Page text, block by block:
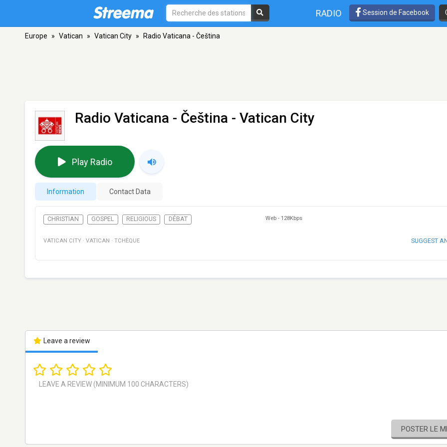
RADIO Session de Facebook
Europe » Vatican » Vatican City » Radio Vaticana - Čeština
Radio Vaticana - Čeština - Vatican City
Play Radio
Information Contact Data
CHRISTIAN GOSPEL RELIGIOUS DÉBAT Web - 128Kbps
VATICAN CITY · VATICAN · TCHÈQUE SUGGEST
Leave a review
POSTER LE